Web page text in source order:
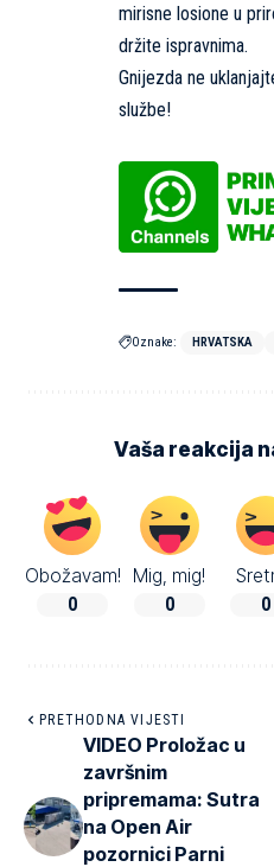
mirisne losione u
držite ispravnima.
Gnijezda ne
službe!
Oznake: HRVATSKA
Vaša reakcija
Obožavam!
0
Mig, mig!
0
0
PRETHODNA VIJESTI
VIDEO Proložac u
završnim
pripremama: Sutra
na Open Air
pozornici Parni